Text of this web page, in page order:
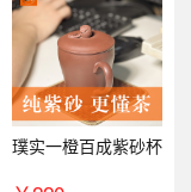
璞实一橙百成紫砂杯